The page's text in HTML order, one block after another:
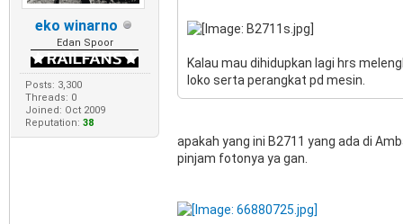
eko winarno
Edan Spoor
Posts: 3,300
Threads: 0
Joined: Oct 2009
Reputation: 38
Kalau mau dihidupkan lagi hrs
loko serta perangkat pd mesin.
apakah yang ini B2711 yang ada di
pinjam fotonya ya gan.